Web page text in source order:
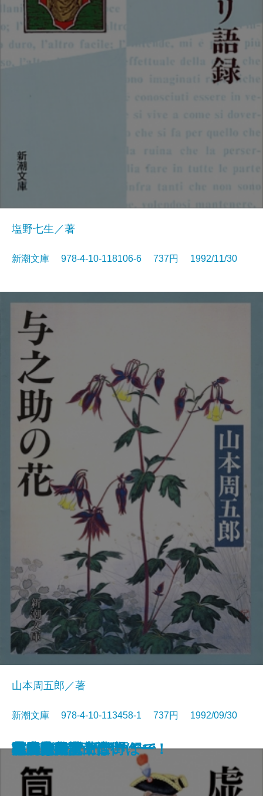
本を読む女
魔術はささやく
クラインの壺
ベルリン飛行指令
こんなふうに死にたい
どんぐり民話館
賊将
夢のように日は過ぎて
マキアヴェッリ語録
塩野七生／著
新潮文庫 978-4-10-118106-6 737円 1992/11/30
与之助の花
山本周五郎／著
新潮文庫 978-4-10-113458-1 737円 1992/09/30
虚航船団
井上成美
海馬
村上朝日堂 はいほー！
本居宣長〔上〕
本居宣長〔下〕
高円寺純情商店街
原っぱ
風雲海南記
状況曲線〔上〕